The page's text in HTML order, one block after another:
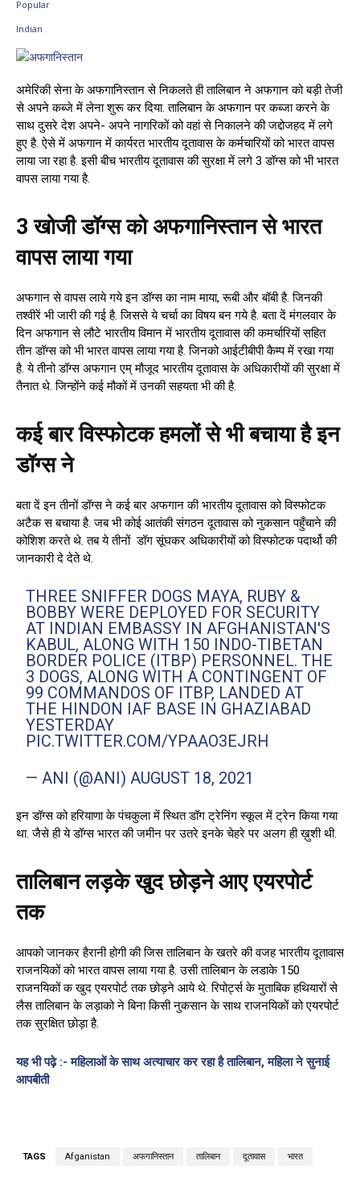
अमेरिकी सेना के अफगानिस्तान से निकलते ही तालिबान ने अफगान को बड़ी तेजी
से अपने कब्जे में लेना शुरू कर दिया. तालिबान के अफगान पर कब्जा करने के
साथ दुसरे देश अपने- अपने नागरिकों को वहां से निकालने की जद्दोजहद में लगे
हुए है. ऐसे में अफगान में कार्यरत भारतीय दूतावास के कर्मचारियों को भारत वापस
लाया जा रहा है. इसी बीच भारतीय दूतावास की सुरक्षा में लगे 3 डॉग्स को भी भारत
वापस लाया गया है.
3 खोजी डॉग्स को अफगानिस्तान से भारत
वापस लाया गया
अफगान से वापस लाये गये इन डॉग्स का नाम माया, रूबी और बॉबी है. जिनकी
तश्वीरें भी जारी की गई है. जिससे ये चर्चा का विषय बन गये है. बता दें मंगलवार के
दिन अफगान से लौटे भारतीय विमान में भारतीय दूतावास की कमर्चारियों सहित
तीन डॉग्स को भी भारत वापस लाया गया है. जिनको आईटीबीपी कैम्प में रखा गया
है. ये तीनो डॉग्स अफगान एम् मौजूद भारतीय दूतावास के अधिकारीयों की सुरक्षा में
तैनात थे. जिन्होंने कई मौकों में उनकी सहयता भी की है.
कई बार विस्फोटक हमलों से भी बचाया है इन
डॉग्स ने
बता दें इन तीनों डॉग्स ने कई बार अफगान की भारतीय दूतावास को विस्फोटक
अटैक स बचाया है. जब भी कोई आतंकी संगठन दूतावास को नुकसान पहुँचाने की
कोशिश करते थे. तब ये तीनों डॉग सूंघकर अधिकारीयों को विस्फोटक पदार्थो की
जानकारी दे देते थे.
THREE SNIFFER DOGS MAYA, RUBY &
BOBBY WERE DEPLOYED FOR SECURITY
AT INDIAN EMBASSY IN AFGHANISTAN'S
KABUL, ALONG WITH 150 INDO-TIBETAN
BORDER POLICE (ITBP) PERSONNEL. THE
3 DOGS, ALONG WITH A CONTINGENT OF
99 COMMANDOS OF ITBP, LANDED AT
THE HINDON IAF BASE IN GHAZIABAD
YESTERDAY
PIC.TWITTER.COM/YPAAO3EJRH
— ANI (@ANI)AUGUST 18, 2021
इन डॉग्स को हरियाणा के पंचकुला में स्थित डॉग ट्रेनिंग स्कूल में ट्रेन किया गया
था. जैसे ही ये डॉग्स भारत की जमीन पर उतरे इनके चेहरे पर अलग ही ख़ुशी थी.
तालिबान लड़के खुद छोड़ने आए एयरपोर्ट
तक
आपको जानकर हैरानी होगी की जिस तालिबान के खतरे की वजह भारतीय दूतावास
राजनयिकों को भारत वापस लाया गया है. उसी तालिबान के लडाके 150
राजनयिकों क खुद एयरपोर्ट तक छोड़ने आये थे. रिपोर्ट्स के मुताबिक हथियारों से
लैस तालिबान के लड़ाको ने बिना किसी नुकसान के साथ राजनयिकों को एयरपोर्ट
तक सुरक्षित छोड़ा है.
यह भी पढ़े :- महिलाओं के साथ अत्याचार कर रहा है तालिबान, महिला ने सुनाई
आपबीती
TAGS Afganistan अफगानिस्तान तालिबान दूतावास भारत